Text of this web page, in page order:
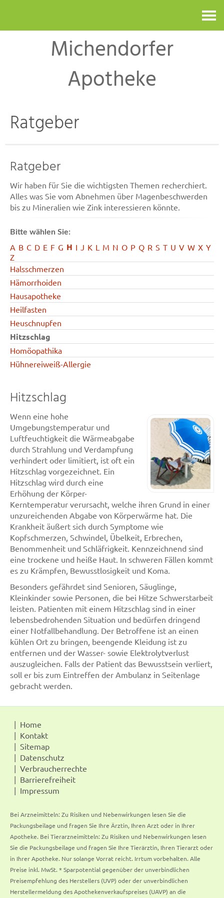
Michendorfer
Apotheke
Ratgeber
Ratgeber
Wir haben für Sie die wichtigsten Themen recherchiert.
Alles was Sie vom Abnehmen über Magenbeschwerden
bis zu Mineralien wie Zink interessieren könnte.
Bitte wählen Sie:
A B C D E F G H I J K L M N O P Q R S T U V W X Y
Z
Halsschmerzen
Hämorrhoiden
Hausapotheke
Heilfasten
Heuschnupfen
Hitzschlag
Homöopathika
Hühnereiweiß-Allergie
Hitzschlag
Wenn eine hohe
Umgebungstemperatur und
Luftfeuchtigkeit die Wärmeabgabe
durch Strahlung und Verdampfung
verhindert oder limitiert, ist oft ein
Hitzschlag vorgezeichnet. Ein
Hitzschlag wird durch eine
Erhöhung der Körper-
Kerntemperatur verursacht, welche ihren Grund in einer
unzureichenden Abgabe von Körperwärme hat. Die
Krankheit äußert sich durch Symptome wie
Kopfschmerzen, Schwindel, Übelkeit, Erbrechen,
Benommenheit und Schläfrigkeit. Kennzeichnend sind
eine trockene und heiße Haut. In schweren Fällen kommt
es zu Krämpfen, Bewusstlosigkeit und Koma.
Besonders gefährdet sind Senioren, Säuglinge,
Kleinkinder sowie Personen, die bei Hitze Schwerstarbeit
leisten. Patienten mit einem Hitzschlag sind in einer
lebensbedrohenden Situation und bedürfen dringend
einer Notfallbehandlung. Der Betroffene ist an einen
kühlen Ort zu bringen, beengende Kleidung ist zu
entfernen und der Wasser- sowie Elektrolytverlust
auszugleichen. Falls der Patient das Bewusstsein verliert,
soll er bis zum Eintreffen der Ambulanz in Seitenlage
gebracht werden.
Home
Kontakt
Sitemap
Datenschutz
Verbraucherrechte
Barrierefreiheit
Impressum
Bei Arzneimitteln: Zu Risiken und Nebenwirkungen lesen Sie die
Packungsbeilage und fragen Sie Ihre Ärztin, Ihren Arzt oder in Ihrer
Apotheke. Bei Tierarzneimitteln: Zu Risiken und Nebenwirkungen lesen
Sie die Packungsbeilage und fragen Sie Ihre Tierärztin, Ihren Tierarzt oder
in Ihrer Apotheke. Nur solange Vorrat reicht. Irrtum vorbehalten. Alle
Preise inkl. MwSt. * Sparpotential gegenüber der unverbindlichen
Preisempfehlung des Herstellers (UVP) oder der unverbindlichen
Herstellermeldung des Apothekenverkaufspreises (UAVP) an die